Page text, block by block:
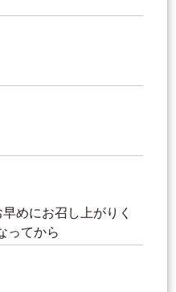
めにお召し上がりく
ってから